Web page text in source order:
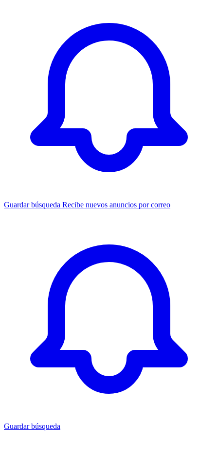
Guardar búsqueda Recibe nuevos anuncios por correo
Guardar búsqueda